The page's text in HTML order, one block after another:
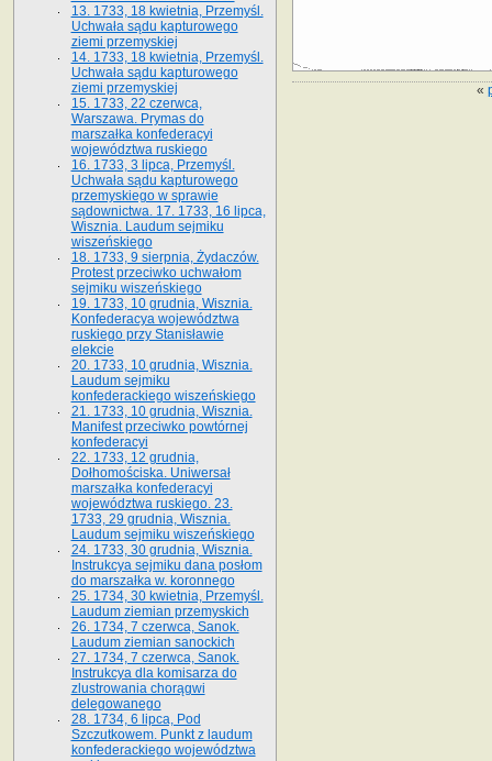
«
13. 1733, 18 kwietnia, Przemyśl.
Uchwała sądu kapturowego
ziemi przemyskiej
14. 1733, 18 kwietnia, Przemyśl.
Uchwała sądu kapturowego
ziemi przemyskiej
15. 1733, 22 czerwca,
Warszawa. Prymas do
marszałka konfederacyi
województwa ruskiego
16. 1733, 3 lipca, Przemyśl.
Uchwała sądu kapturowego
przemyskiego w sprawie
sądownictwa. 17. 1733, 16 lipca,
Wisznia. Laudum sejmiku
wiszeńskiego
18. 1733, 9 sierpnia, Żydaczów.
Protest przeciwko uchwałom
sejmiku wiszeńskiego
19. 1733, 10 grudnia, Wisznia.
Konfederacya województwa
ruskiego przy Stanisławie
elekcie
20. 1733, 10 grudnia, Wisznia.
Laudum sejmiku
konfederackiego wiszeńskiego
21. 1733, 10 grudnia, Wisznia.
Manifest przeciwko powtórnej
konfederacyi
22. 1733, 12 grudnia,
Dołhomościska. Uniwersał
marszałka konfederacyi
województwa ruskiego. 23.
1733, 29 grudnia, Wisznia.
Laudum sejmiku wiszeńskiego
24. 1733, 30 grudnia, Wisznia.
Instrukcya sejmiku dana posłom
do marszałka w. koronnego
25. 1734, 30 kwietnia, Przemyśl.
Laudum ziemian przemyskich
26. 1734, 7 czerwca, Sanok.
Laudum ziemian sanockich
27. 1734, 7 czerwca, Sanok.
Instrukcya dla komisarza do
zlustrowania chorągwi
delegowanego
28. 1734, 6 lipca, Pod
Szczutkowem. Punkt z laudum
konfederackiego województwa